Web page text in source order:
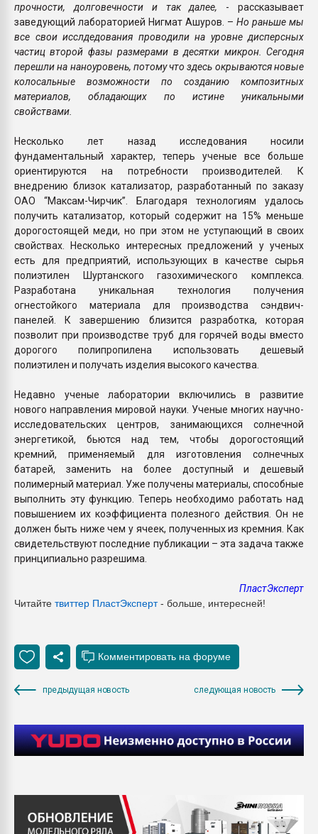
прочности, долговечности и так далее, - рассказывает
заведующий лабораторией Нигмат Ашуров. – Но раньше мы
все свои исслдедования проводили на уровне дисперсных
частиц второй фазы размерами в десятки микрон. Сегодня
перешли на наноуровень, потому что здесь окрываются новые
колосальные возможности по созданию композитных
материалов, обладающих по истине уникальными
свойствами.
Несколько лет назад исследования носили
фундаментальный характер, теперь ученые все больше
ориентируются на потребности производителей. К
внедрению близок катализатор, разработанный по заказу
ОАО “Максам-Чирчик”. Благодаря технологиям удалось
получить катализатор, который содержит на 15% меньше
дорогостоящей меди, но при этом не уступающий в своих
свойствах. Несколько интересных предложений у ученых
есть для предприятий, использующих в качестве сырья
полиэтилен Шуртанского газохимического комплекса.
Разработана уникальная технология получения
огнестойкого материала для производства сэндвич-
панелей. К завершению близится разработка, которая
позволит при производстве труб для горячей воды вместо
дорогого полипропилена использовать дешевый
полиэтилен и получать изделия высокого качества.
Недавно ученые лаборатории включились в развитие
нового направления мировой науки. Ученые многих научно-
исследовательских центров, занимающихся солнечной
энергетикой, бьются над тем, чтобы дорогостоящий
кремний, применяемый для изготовления солнечных
батарей, заменить на более доступный и дешевый
полимерный материал. Уже получены материалы, способные
выполнить эту функцию. Теперь необходимо работать над
повышением их коэффициента полезного действия. Он не
должен быть ниже чем у ячеек, полученных из кремния. Как
свидетельствуют последние публикации – эта задача также
принципиально разрешима.
ПластЭксперт
Читайте твиттер ПластЭксперт- больше, интересней!
предыдущая новость следующая новость